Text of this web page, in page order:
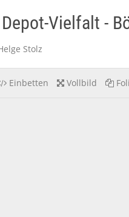
Vielfalt -
Stolz
Einbetten Vollbild